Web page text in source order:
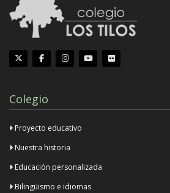
Colegio
Proyecto educativo
Nuestra historia
Educación personalizada
Bilingüismo e idiomas